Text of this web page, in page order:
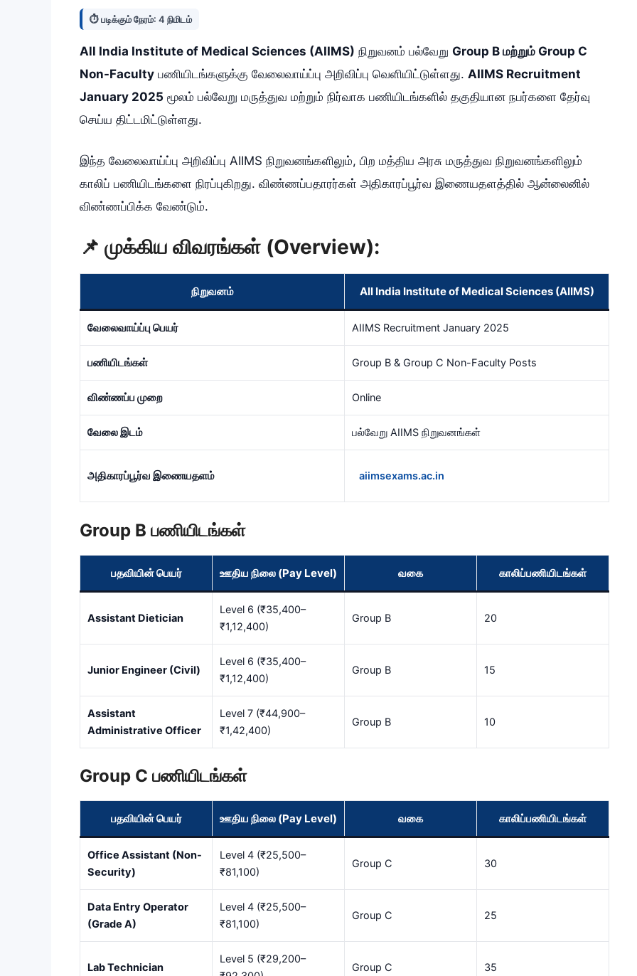
⏱️ படிக்கும் நேரம்: 4 நிமிடம்
All India Institute of Medical Sciences (AIIMS) நிறுவனம் பல்வேறு Group B மற்றும் Group C
Non-Faculty பணியிடங்களுக்கு வேலைவாய்ப்பு அறிவிப்பு வெளியிட்டுள்ளது. AIIMS Recruitment
January 2025 மூலம் பல்வேறு மருத்துவ மற்றும் நிர்வாக பணியிடங்களில் தகுதியான நபர்களை தேர்வு
செய்ய திட்டமிட்டுள்ளது.
இந்த வேலைவாய்ப்பு அறிவிப்பு AIIMS நிறுவனங்களிலும், பிற மத்திய அரசு மருத்துவ நிறுவனங்களிலும்
காலிப் பணியிடங்களை நிரப்புகிறது. விண்ணப்பதாரர்கள் அதிகாரப்பூர்வ இணையதளத்தில் ஆன்லைனில்
விண்ணப்பிக்க வேண்டும்.
📌 முக்கிய விவரங்கள் (Overview):
நிறுவனம் All India Institute of Medical Sciences (AIIMS)
வேலைவாய்ப்பு பெயர் AIIMS Recruitment January 2025
பணியிடங்கள் Group B & Group C Non-Faculty Posts
விண்ணப்ப முறை Online
வேலை இடம் பல்வேறு AIIMS நிறுவனங்கள்
அதிகாரப்பூர்வ இணையதளம் aiimsexams.ac.in
Group B பணியிடங்கள்
பதவியின் பெயர் ஊதிய நிலை (Pay Level) வகை காலிப்பணியிடங்கள்
Assistant Dietician
Level 6 (₹35,400–
₹1,12,400)
Group B 20
Junior Engineer (Civil)
Level 6 (₹35,400–
₹1,12,400)
Group B 15
Assistant
Administrative Officer
Level 7 (₹44,900–
₹1,42,400)
Group B 10
Group C பணியிடங்கள்
பதவியின் பெயர் ஊதிய நிலை (Pay Level) வகை காலிப்பணியிடங்கள்
Office Assistant (Non-
Security)
Level 4 (₹25,500–
₹81,100)
Group C 30
Data Entry Operator
(Grade A)
Level 4 (₹25,500–
₹81,100)
Group C 25
Lab Technician
Level 5 (₹29,200–
Group C 35